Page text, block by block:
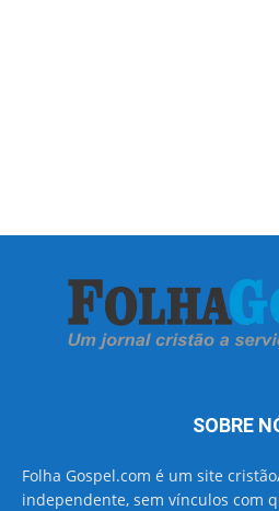
SOBRE
Folha Gospel.com é um site
independente, sem vínculos com